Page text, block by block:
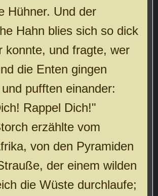
Hühner. Und der
Hahn blies sich so dick
konnte, und fragte, wer
die Enten gingen
pufften einander:
Rappel Dich!"
erzählte vom
von den Pyramiden
der einem wilden
die Wüste durchlaufe;